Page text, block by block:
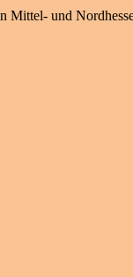
Mittel- und